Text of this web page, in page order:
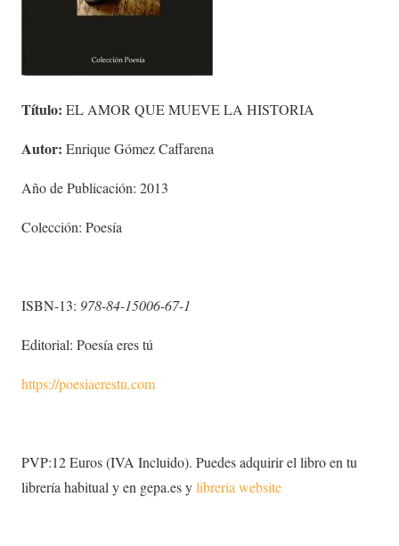
Título: EL AMOR QUE MUEVE LA HISTORIA
Autor: Enrique Gómez Caffarena
Año de Publicación: 2013
Colección: Poesía
ISBN-13: 978-84-15006-67-1
Editorial: Poesía eres tú
https://poesiaerestu.com
PVP:12 Euros (IVA Incluido). Puedes adquirir el libro en tu
librería habitual y en gepa.es ylibrería website